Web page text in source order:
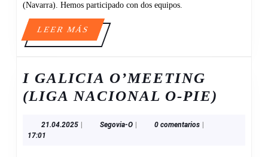
(Navarra). Hemos participado con dos equipos.
LEER MÁSLEER
MÁS
I GALICIA O’MEETING
(LIGA NACIONAL O-PIE)
21.04.202521.04.2025
| Segovia-OSegovia-
| 0 comentarios |
17:01